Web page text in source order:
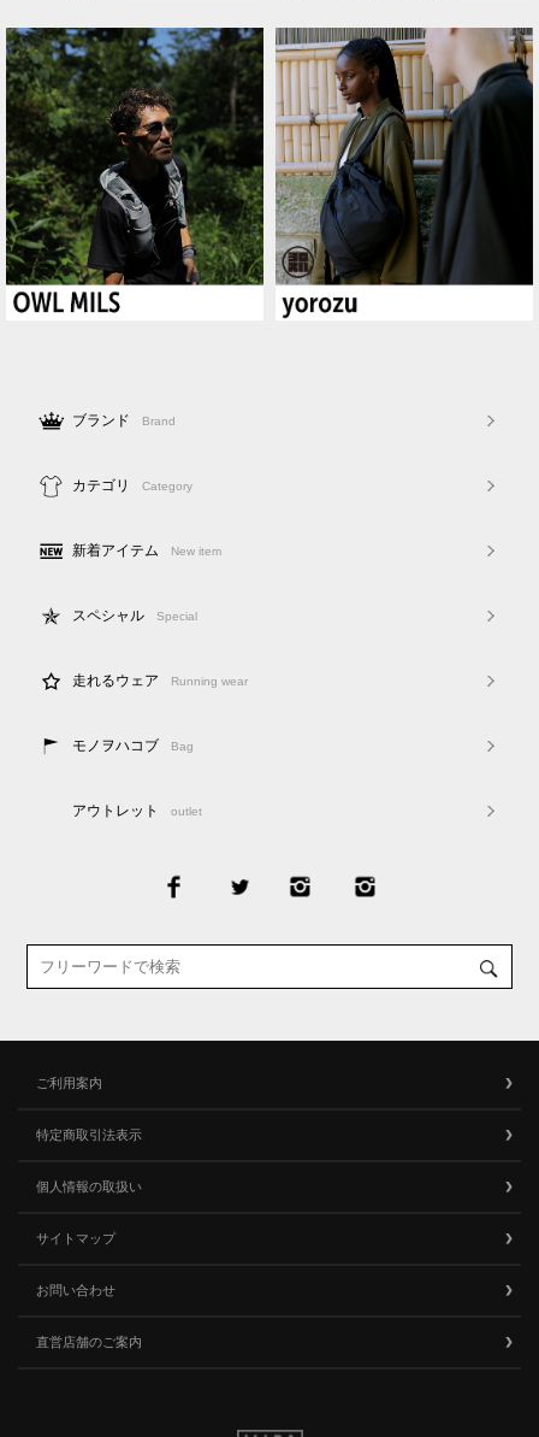
ブランド Brand
カテゴリ Category
新着アイテム New item
スペシャル Special
走れるウェア Running wear
モノヲハコブ Bag
アウトレット outlet
ご利用案内
特定商取引法表示
個人情報の取扱い
サイトマップ
お問い合わせ
直営店舗のご案内